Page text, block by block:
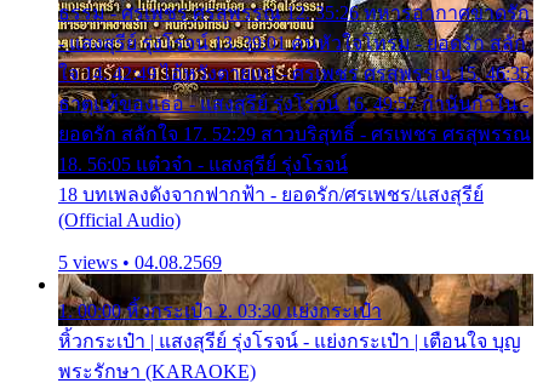
ธรรม - ศรเพชร ศรสุพรรณ 12. 35:26 ทหารอากาศขาดรัก
- แสงสุรีย์ รุ่งโรจน์ 13. 39:01 คนหัวใจโทรม - ยอดรัก สลัก
ใจ 14. 42:49 ไอ้หวังตายแน่ - ศรเพชร ศรสุพรรณ 15. 46:35
ธาตุแท้ของเธอ - แสงสุรีย์ รุ่งโรจน์ 16. 49:57 กำนันกำใน -
ยอดรัก สลักใจ 17. 52:29 สาวบริสุทธิ์ - ศรเพชร ศรสุพรรณ
18. 56:05 แต๋วจ๋า - แสงสุรีย์ รุ่งโรจน์
18 บทเพลงดังจากฟากฟ้า - ยอดรัก/ศรเพชร/แสงสุรีย์
(Official Audio)
5 views • 04.08.2569
1. 00:00 หิ้วกระเป๋า 2. 03:30 แย่งกระเป๋า
หิ้วกระเป๋า | แสงสุรีย์ รุ่งโรจน์ - แย่งกระเป๋า | เตือนใจ บุญ
พระรักษา (KARAOKE)